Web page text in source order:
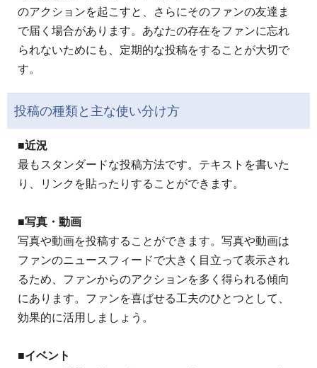
のアクションを起こすと、さらにそのファンの友達ま
で届く場合があります。あなたの存在をファンに忘れ
られないためにも、定期的な投稿をすることが大切で
す。
投稿の種類と主な使い分け方
■近況
最もスタンダードな投稿方法です。テキストを書いた
り、リンクを貼ったりすることができます。
■写真・動画
写真や動画を投稿することができます。写真や動画は
ファンのニュースフィードで大きく目立って表示され
るため、ファンからのアクションを多く得られる傾向
にあります。ファンを喜ばせる工夫のひとつとして、
効果的に活用しましょう。
■イベント